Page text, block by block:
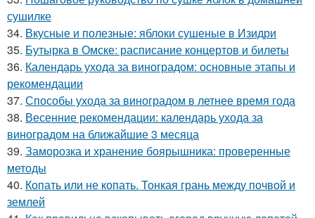
сушилке
34. Вкусные и полезные: яблоки сушеные в Изидри
35. Бутырка в Омске: расписание концертов и билеты
36. Календарь ухода за виноградом: основные этапы и
рекомендации
37. Способы ухода за виноградом в летнее время года
38. Весенние рекомендации: календарь ухода за
виноградом на ближайшие 3 месяца
39. Заморозка и хранение боярышника: проверенные
методы
40. Копать или не копать. Тонкая грань между почвой и
землей